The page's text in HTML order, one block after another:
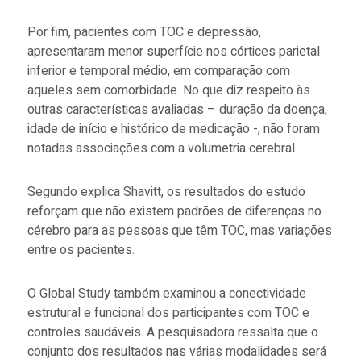
Por fim, pacientes com TOC e depressão,
apresentaram menor superfície nos córtices parietal
inferior e temporal médio, em comparação com
aqueles sem comorbidade. No que diz respeito às
outras características avaliadas – duração da doença,
idade de início e histórico de medicação -, não foram
notadas associações com a volumetria cerebral.
Segundo explica Shavitt, os resultados do estudo
reforçam que não existem padrões de diferenças no
cérebro para as pessoas que têm TOC, mas variações
entre os pacientes.
O Global Study também examinou a conectividade
estrutural e funcional dos participantes com TOC e
controles saudáveis. A pesquisadora ressalta que o
conjunto dos resultados nas várias modalidades será